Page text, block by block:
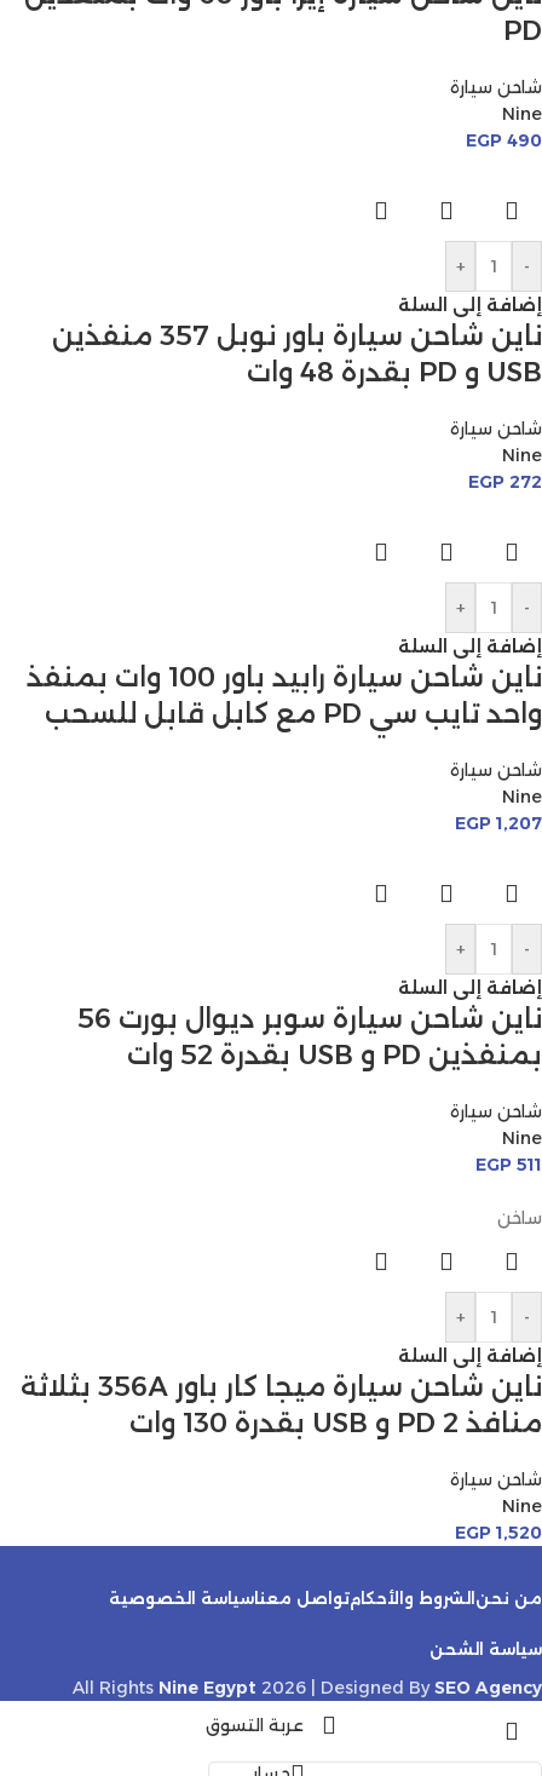
PD
شاحن سيارة
Nine
EGP 490
-
+
إضافة إلى السلة
ناين شاحن سيارة باور نوبل 357 منفذين
USB و PD بقدرة 48 وات
شاحن سيارة
Nine
EGP 272
-
+
إضافة إلى السلة
ناين شاحن سيارة رابيد باور 100 وات بمنفذ
واحد تايب سي PD مع كابل قابل للسحب
شاحن سيارة
Nine
EGP 1,207
-
+
إضافة إلى السلة
ناين شاحن سيارة سوبر ديوال بورت 56
بمنفذين PD و USB بقدرة 52 وات
شاحن سيارة
Nine
EGP 511
ساخن
-
+
إضافة إلى السلة
ناين شاحن سيارة ميجا كار باور 356A بثلاثة
منافذ 2 PD و USB بقدرة 130 وات
شاحن سيارة
Nine
EGP 1,520
من نحن الشروط والأحكامتواصل معناسياسة الخصوصية
سياسة الشحن
All Rights Nine Egypt 2026 | Designed BySEO Agency
عربة التسوق